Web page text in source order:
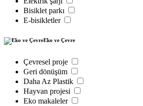
Bisiklet parkı
E-bisikletler
Eko ve Çevre
Çevresel proje
Geri dönüşüm
Daha Az Plastik
Hayvan projesi
Eko makaleler